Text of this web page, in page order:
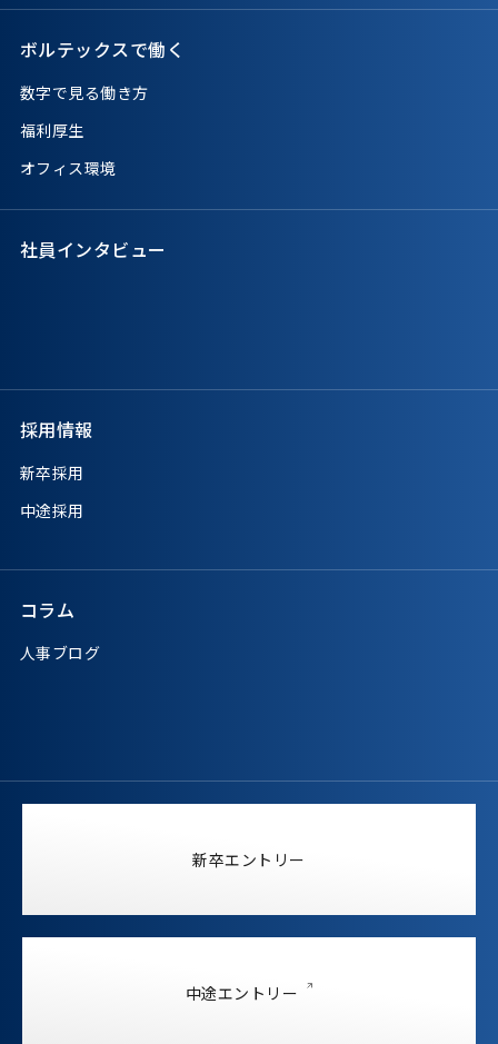
ボルテックスで働く
数字で見る働き方
福利厚生
オフィス環境
社員インタビュー
採用情報
新卒採用
中途採用
コラム
人事ブログ
新卒エントリー
中途エントリー